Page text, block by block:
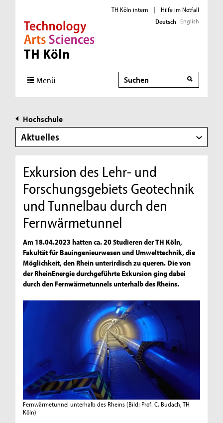
Direkt zur Hauptnavigation
Direkt zur Subnavigation
Direkt zum Inhalt
Direkt zum Fußbereich
TH Köln intern |
Hilfe im Notfall
Deutsch English
Menü Suche
Hochschule
Aktuelles
Exkursion des Lehr- und
Forschungsgebiets Geotechnik
und Tunnelbau durch den
Fernwärmetunnel
Am 18.04.2023 hatten ca. 20 Studieren der TH Köln,
Fakultät für Bauingenieurwesen und Umwelttechnik, die
Möglichkeit, den Rhein unterirdisch zu queren. Die von
der RheinEnergie durchgeführte Exkursion ging dabei
durch den Fernwärmetunnels unterhalb des Rheins.
Fernwärmetunnel unterhalb des Rheins (Bild: Prof. C. Budach, TH
Köln)